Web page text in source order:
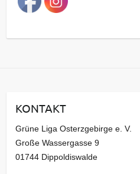
g
a
v
KONTAKT
Grüne Liga Osterzgebirge e. V.
Große Wassergasse 9
01744 Dippoldiswalde